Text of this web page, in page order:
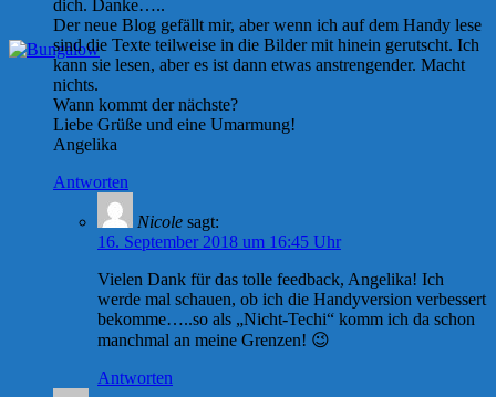
dich. Danke…..
Der neue Blog gefällt mir, aber wenn ich auf dem Handy lese
sind die Texte teilweise in die Bilder mit hinein gerutscht. Ich
kann sie lesen, aber es ist dann etwas anstrengender. Macht
nichts.
Wann kommt der nächste?
Liebe Grüße und eine Umarmung!
Angelika
Antworten
Nicole sagt:
16. September 2018 um 16:45 Uhr
Vielen Dank für das tolle feedback, Angelika! Ich
werde mal schauen, ob ich die Handyversion verbessert
bekomme…..so als „Nicht-Techi“ komm ich da schon
manchmal an meine Grenzen! 😉
Antworten